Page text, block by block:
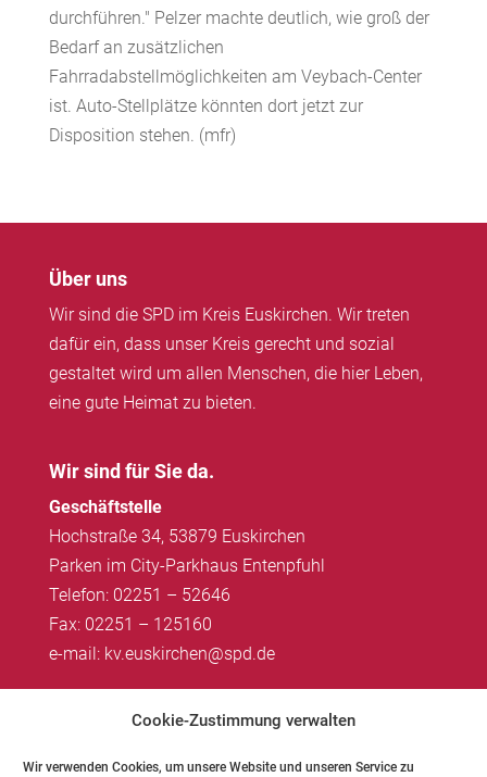
Cookie-Zustimmung verwalten
Wir verwenden Cookies, um unsere Website und unseren Service zu
durchführen." Pelzer machte deutlich, wie groß der
Bedarf an zusätzlichen
Fahrradabstellmöglichkeiten am Veybach-Center
ist. Auto-Stellplätze könnten dort jetzt zur
Disposition stehen. (mfr)
Über uns
Wir sind die SPD im Kreis Euskirchen. Wir treten
dafür ein, dass unser Kreis gerecht und sozial
gestaltet wird um allen Menschen, die hier Leben,
eine gute Heimat zu bieten.
Wir sind für Sie da.
Geschäftstelle
Hochstraße 34, 53879 Euskirchen
Parken im City-Parkhaus Entenpfuhl
Telefon: 02251 – 52646
Fax: 02251 – 125160
e-mail: kv.euskirchen@spd.de